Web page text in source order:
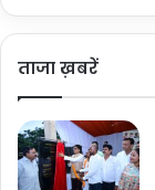
ताजा ख़बरें